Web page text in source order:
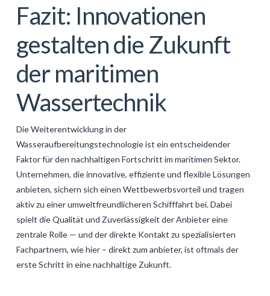
Fazit: Innovationen
gestalten die Zukunft
der maritimen
Wassertechnik
Die Weiterentwicklung in der
Wasseraufbereitungstechnologie ist ein entscheidender
Faktor für den nachhaltigen Fortschritt im maritimen Sektor.
Unternehmen, die innovative, effiziente und flexible Lösungen
anbieten, sichern sich einen Wettbewerbsvorteil und tragen
aktiv zu einer umweltfreundlicheren Schifffahrt bei. Dabei
spielt die Qualität und Zuverlässigkeit der Anbieter eine
zentrale Rolle — und der direkte Kontakt zu spezialisierten
Fachpartnern, wie hier – direkt zum anbieter, ist oftmals der
erste Schritt in eine nachhaltige Zukunft.